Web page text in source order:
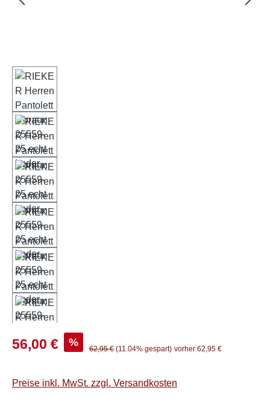
Verkaufspreis:
56,00 € % Regulärer Preis:
62,95 € (11.04% gespart) vorher 62,95 €
Preise inkl. MwSt. zzgl. Versandkosten